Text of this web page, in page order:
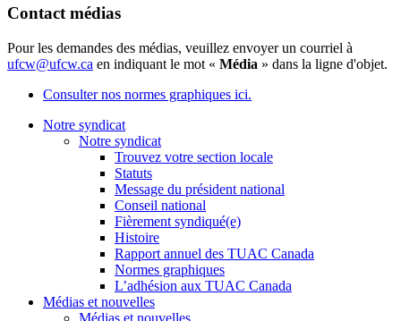
Contact médias
Pour les demandes des médias, veuillez envoyer un courriel à
ufcw@ufcw.ca en indiquant le mot « Média » dans la ligne d'objet.
Consulter nos normes graphiques ici.
Notre syndicat
Notre syndicat
Trouvez votre section locale
Statuts
Message du président national
Conseil national
Fièrement syndiqué(e)
Histoire
Rapport annuel des TUAC Canada
Normes graphiques
L’adhésion aux TUAC Canada
Médias et nouvelles
Médias et nouvelles